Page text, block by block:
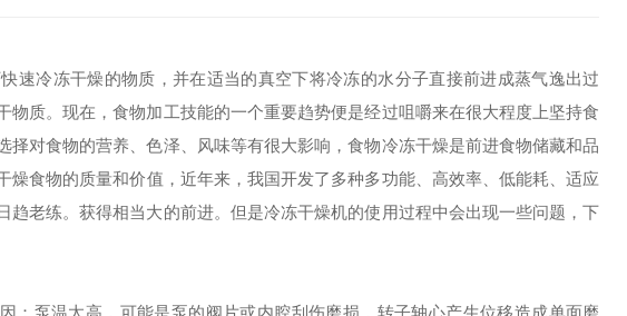
冷冻干燥的物质，并在适当的真空下将冷冻的水分子直接前进成蒸气逸出过
质。现在，食物加工技能的一个重要趋势便是经过咀嚼来在很大程度上坚持食
对食物的营养、色泽、风味等有很大影响，食物冷冻干燥是前进食物储藏和品
燥食物的质量和价值，近年来，我国开发了多种多功能、高效率、低能耗、适应
趋老练。获得相当大的前进。但是冷冻干燥机的使用过程中会出现一些问题，下
泵温太高，可能是泵的阀片或内腔刮伤磨损，转子轴心产生位移造成单面磨